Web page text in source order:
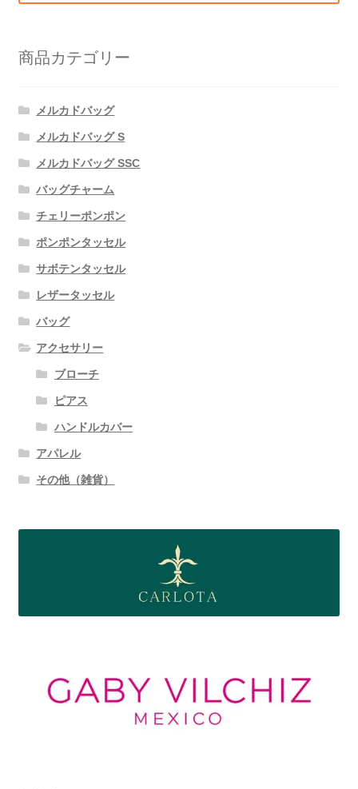
商品カテゴリー
メルカドバッグ
メルカドバッグ S
メルカドバッグ SSC
バッグチャーム
チェリーポンポン
ポンポンタッセル
サボテンタッセル
レザータッセル
バッグ
アクセサリー
ブローチ
ピアス
ハンドルカバー
アパレル
その他（雑貨）